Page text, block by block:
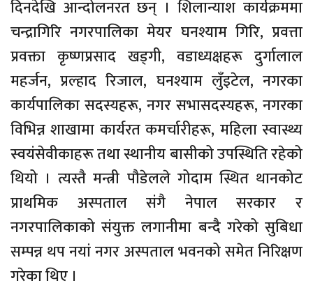
दिनदेखि आन्दोलनरत छन् । शिलान्याश कार्यक्रममा
चन्द्रागिरि नगरपालिका मेयर घनश्याम गिरि, प्रवत्ता
प्रवक्ता कृष्णप्रसाद खड्गी, वडाध्यक्षहरू दुर्गालाल
महर्जन, प्रल्हाद रिजाल, घनश्याम लुँइटेल, नगरका
कार्यपालिका सदस्यहरू, नगर सभासदस्यहरू, नगरका
विभिन्न शाखामा कार्यरत कमर्चारीहरू, महिला स्वास्थ्य
स्वयंसेवीकाहरू तथा स्थानीय बासीको उपस्थिति रहेको
थियो । त्यस्तै मन्त्री पौडेलले गोदाम स्थित थानकोट
प्राथमिक अस्पताल संगै नेपाल सरकार र
नगरपालिकाको संयुक्त लगानीमा बन्दै गरेको सुबिधा
सम्पन्न थप नयां नगर अस्पताल भवनको समेत निरिक्षण
गरेका थिए ।